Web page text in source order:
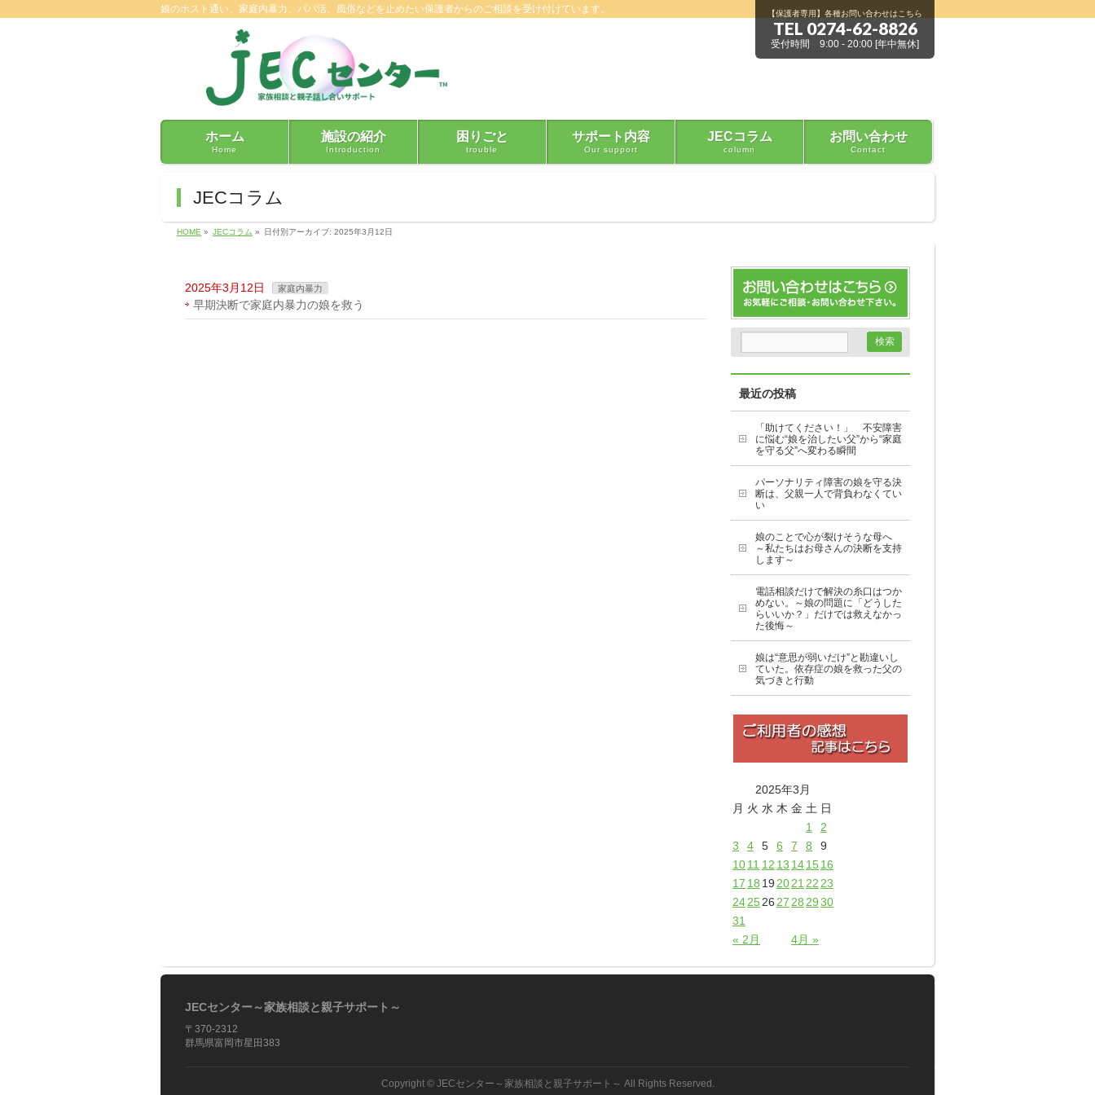
娘のホスト通い、家庭内暴力、パパ活、風俗などを止めたい保護者からのご相談を受け付けています。 【保護者専用】各種お問い合わせはこちら
TEL 0274-62-8826
受付時間 9:00 - 20:00 [年中無休]
ホーム
Home
施設の紹介
Introduction
困りごと
trouble
サポート内容
Our support
JECコラム
column
お問い合わせ
Contact
JECコラム
HOME » JECコラム » 日付別アーカイブ: 2025年3月12日
2025年3月12日 家庭内暴力
早期決断で家庭内暴力の娘を救う
最近の投稿
「助けてください！」 不安障害
に悩む“娘を治したい父”から“家庭
を守る父”へ変わる瞬間
パーソナリティ障害の娘を守る決
断は、父親一人で背負わなくてい
い
娘のことで心が裂けそうな母へ
～私たちはお母さんの決断を支持
します～
電話相談だけで解決の糸口はつか
めない。～娘の問題に「どうした
らいいか？」だけでは救えなかっ
た後悔～
娘は“意思が弱いだけ”と勘違いし
ていた。依存症の娘を救った父の
気づきと行動
2025年3月
月 火 水 木 金 土 日
« 2月 4月 »
1
2
3
4 5 6 7 8
9
1011 12 13 141516
17 18 19 2021 22 23
242526 27 28 2930
31
JECセンター～家族相談と親子サポート～
〒370-2312
群馬県富岡市星田383
Copyright © JECセンター～家族相談と親子サポート～ All Rights Reserved.